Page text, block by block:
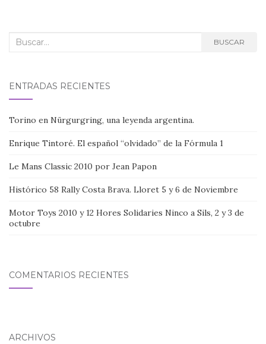
Buscar: BUSCAR
ENTRADAS RECIENTES
Torino en Nürgurgring, una leyenda argentina.
Enrique Tintoré. El español “olvidado” de la Fórmula 1
Le Mans Classic 2010 por Jean Papon
Histórico 58 Rally Costa Brava. Lloret 5 y 6 de Noviembre
Motor Toys 2010 y 12 Hores Solidaries Ninco a Sils, 2 y 3 de
octubre
COMENTARIOS RECIENTES
ARCHIVOS